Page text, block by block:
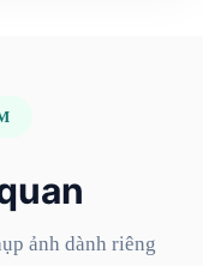
ảnh dành riêng